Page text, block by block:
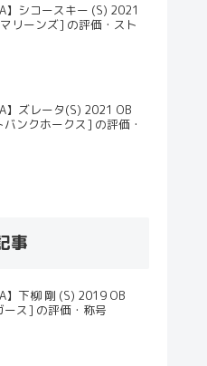
】シコースキー (S) 2021
リーンズ] の評価・スト
】ズレータ(S) 2021 OB
ンクホークス] の評価・
事
】下柳 剛 (S) 2019 OB
ース] の評価・称号